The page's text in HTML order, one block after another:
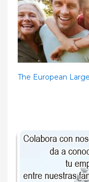
The European